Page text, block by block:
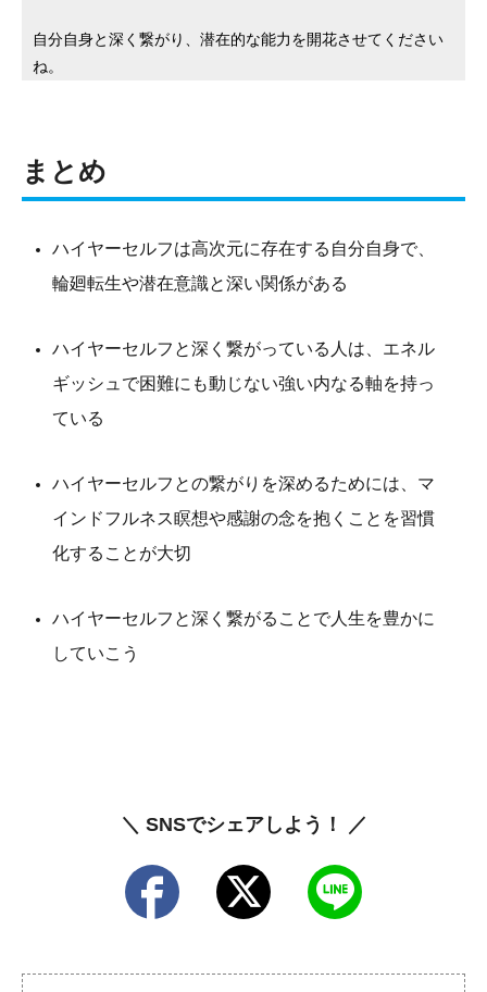
自分自身と深く繋がり、潜在的な能力を開花させてください
ね。
まとめ
ハイヤーセルフは高次元に存在する自分自身で、
輪廻転生や潜在意識と深い関係がある
ハイヤーセルフと深く繋がっている人は、エネル
ギッシュで困難にも動じない強い内なる軸を持っ
ている
ハイヤーセルフとの繋がりを深めるためには、マ
インドフルネス瞑想や感謝の念を抱くことを習慣
化することが大切
ハイヤーセルフと深く繋がることで人生を豊かに
していこう
＼ SNSでシェアしよう！ ／